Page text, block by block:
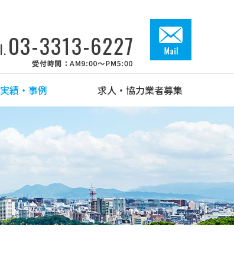
実績・事例 求人・協力業者募集